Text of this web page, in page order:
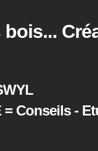
= Conseils -